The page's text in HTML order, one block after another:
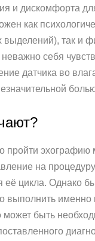
и дискомфорта
как
так и
себя
датчика во
пройти эхографию
на
её цикла. Однако
выполнить именно
может быть